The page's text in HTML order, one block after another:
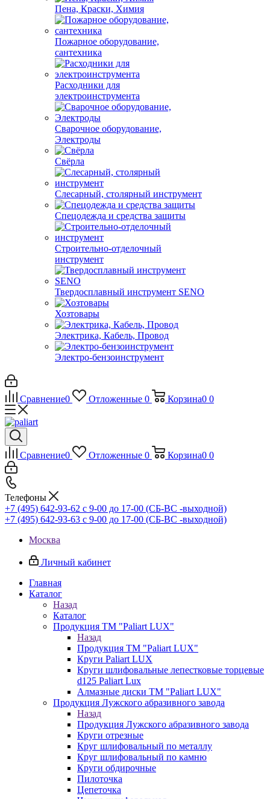
Пена, Краски, Химия
Пожарное оборудование,
сантехника
Расходники для
электроинструмента
Сварочное оборудование,
Электроды
Свёрла
Слесарный, столярный инструмент
Спецодежда и средства защиты
Строительно-отделочный
инструмент
Твердосплавный инструмент SENO
Хозтовары
Электрика, Кабель, Провод
Электро-бензоинструмент
Сравнение0 Отложенные 0 Корзина0 0
Сравнение0 Отложенные 0 Корзина0 0
Телефоны
+7 (495) 642-93-62 c 9-00 до 17-00 (СБ-ВС -выходной)
+7 (495) 642-93-63 c 9-00 до 17-00 (СБ-ВС -выходной)
Москва
Личный кабинет
Главная
Каталог
Назад
Каталог
Продукция ТМ "Paliart LUX"
Назад
Продукция ТМ "Paliart LUX"
Круги Paliart LUX
Круги шлифовальные лепестковые торцевые
d125 Paliart Lux
Алмазные диски ТМ "Paliart LUX"
Продукция Лужского абразивного завода
Назад
Продукция Лужского абразивного завода
Круги отрезные
Круг шлифовальный по металлу
Круг шлифовальный по камню
Круги обдирочные
Пилоточка
Цепеточка